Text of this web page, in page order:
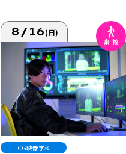
8/16(日)
CG映像学科